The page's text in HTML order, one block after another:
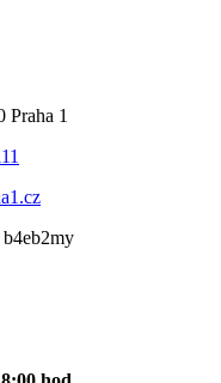
Praha 1
b4eb2my